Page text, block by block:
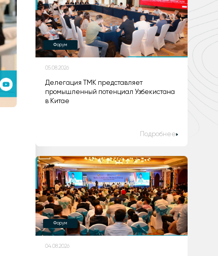
Форум
05.08.2026
Делегация ТМК представляет
промышленный потенциал Узбекистана
в Китае
Подробнее
Форум
04.08.2026